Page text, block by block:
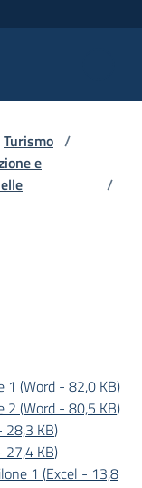
Turismo /
e
/
1 (Word - 82,0 KB)
2 (Word - 80,5 KB)
28,3 KB)
27,4 KB)
1 (Excel - 13,8